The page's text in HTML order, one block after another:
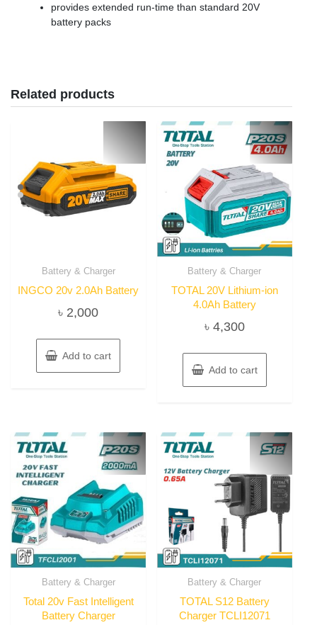
provides extended run-time than standard 20V
battery packs
Related products
Battery & Charger
INGCO 20v 2.0Ah Battery
৳ 2,000
Add to cart
Battery & Charger
TOTAL 20V Lithium-ion
4.0Ah Battery
৳ 4,300
Add to cart
Battery & Charger
Total 20v Fast Intelligent
Battery Charger
Battery & Charger
TOTAL S12 Battery
Charger TCLI12071